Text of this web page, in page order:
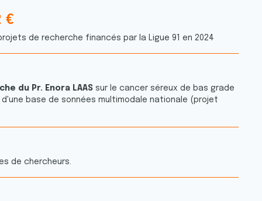
€
de recherche financés par la Ligue 91 en 2024
du Pr. Enora LAASsur le cancer séreux de bas grade
base de sonnées multimodale nationale (projet
de chercheurs.